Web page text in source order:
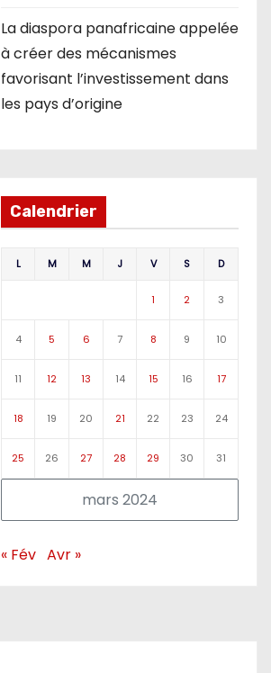
La diaspora panafricaine appelée
à créer des mécanismes
favorisant l’investissement dans
les pays d’origine
Calendrier
mars 2024
L M M J V S D
1 2 3
4 5 6 7 8 9 10
11 12 13 14 15 16 17
18 19 20 21 22 23 24
25 26 27 28 29 30 31
« Fév Avr »